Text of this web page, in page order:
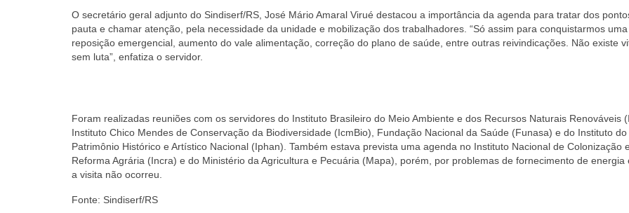
O secretário geral adjunto do Sindiserf/RS, José Mário Amaral Virué destacou a importância da agenda para tratar dos
pauta e chamar atenção, pela necessidade da unidade e mobilização dos trabalhadores. “Só assim para conquistarmos uma
reposição emergencial, aumento do vale alimentação, correção do plano de saúde, entre outras reivindicações. Não existe
sem luta”, enfatiza o servidor.
Foram realizadas reuniões com os servidores do Instituto Brasileiro do Meio Ambiente e dos Recursos Naturais Renováveis
Instituto Chico Mendes de Conservação da Biodiversidade (IcmBio), Fundação Nacional da Saúde (Funasa) e do Instituto do
Patrimônio Histórico e Artístico Nacional (Iphan). Também estava prevista uma agenda no Instituto Nacional de Colonização e
Reforma Agrária (Incra) e do Ministério da Agricultura e Pecuária (Mapa), porém, por problemas de fornecimento de energia
a visita não ocorreu.
Fonte: Sindiserf/RS